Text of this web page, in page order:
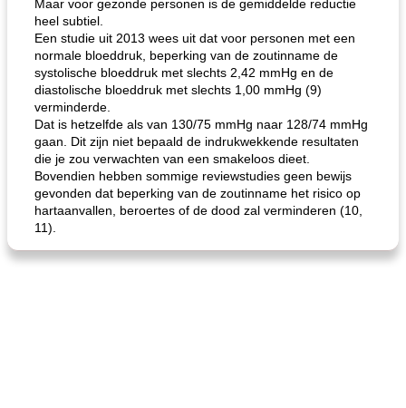
Maar voor gezonde personen is de gemiddelde reductie
heel subtiel.
Een studie uit 2013 wees uit dat voor personen met een
normale bloeddruk, beperking van de zoutinname de
systolische bloeddruk met slechts 2,42 mmHg en de
diastolische bloeddruk met slechts 1,00 mmHg (9)
verminderde.
Dat is hetzelfde als van 130/75 mmHg naar 128/74 mmHg
gaan. Dit zijn niet bepaald de indrukwekkende resultaten
die je zou verwachten van een smakeloos dieet.
Bovendien hebben sommige reviewstudies geen bewijs
gevonden dat beperking van de zoutinname het risico op
hartaanvallen, beroertes of de dood zal verminderen (10,
11).